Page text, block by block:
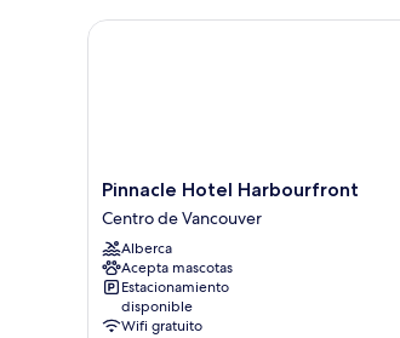
Pinnacle
Hotel
Harbourfront
Centro
de
Vancouver
Pinnacle Hotel Harbourfront
Centro de Vancouver
Alberca
Acepta mascotas
Estacionamiento
disponible
Wifi gratuito
Pinnacle Hotel Harbourfront